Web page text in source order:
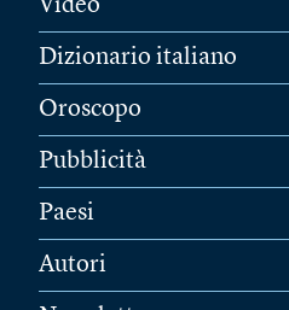
Video
Dizionario italiano
Oroscopo
Pubblicità
Paesi
Autori